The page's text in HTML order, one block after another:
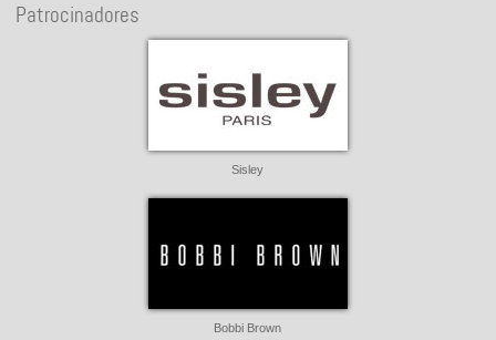
Patrocinadores
Sisley
Bobbi Brown